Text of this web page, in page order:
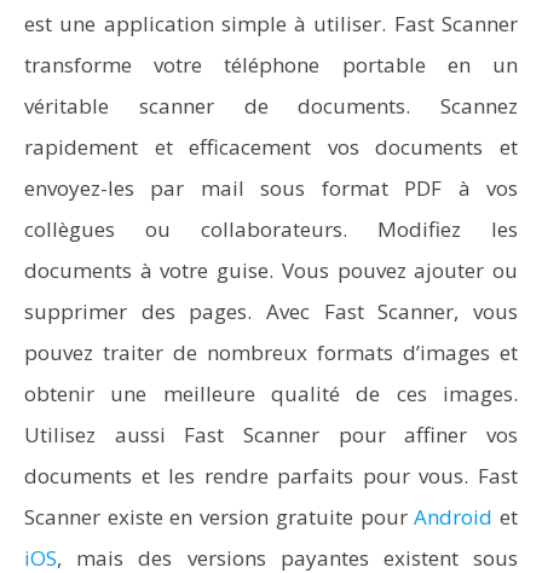
est une application simple à utiliser. Fast Scanner
transforme votre téléphone portable en un
véritable scanner de documents. Scannez
rapidement et efficacement vos documents et
envoyez-les par mail sous format PDF à vos
collègues ou collaborateurs. Modifiez les
documents à votre guise. Vous pouvez ajouter ou
supprimer des pages. Avec Fast Scanner, vous
pouvez traiter de nombreux formats d’images et
obtenir une meilleure qualité de ces images.
Utilisez aussi Fast Scanner pour affiner vos
documents et les rendre parfaits pour vous. Fast
Scanner existe en version gratuite pourAndroid et
iOS, mais des versions payantes existent sous